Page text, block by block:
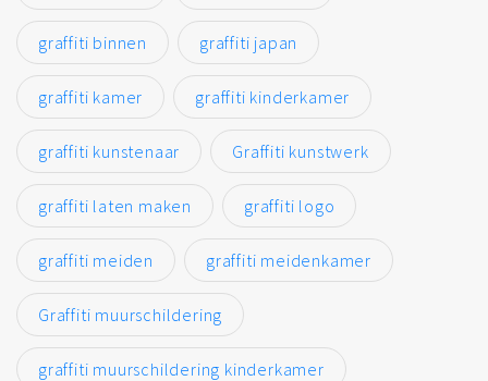
graffiti binnen graffiti japan
graffiti kamer graffiti kinderkamer
graffiti kunstenaar Graffiti kunstwerk
graffiti laten maken graffiti logo
graffiti meiden graffiti meidenkamer
Graffiti muurschildering
graffiti muurschildering kinderkamer